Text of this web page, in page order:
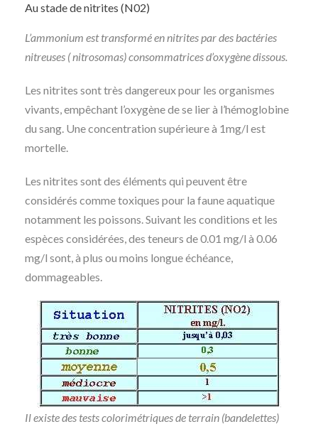
Au stade de nitrites (N02)
L’ammonium est transformé en nitrites par des bactéries
nitreuses ( nitrosomas) consommatrices d’oxygène dissous.
Les nitrites sont très dangereux pour les organismes
vivants, empêchant l’oxygène de se lier à l’hémoglobine
du sang. Une concentration supérieure à 1mg/l est
mortelle.
Les nitrites sont des éléments qui peuvent être
considérés comme toxiques pour la faune aquatique
notamment les poissons. Suivant les conditions et les
espèces considérées, des teneurs de 0.01 mg/l à 0.06
mg/l sont, à plus ou moins longue échéance,
dommageables.
Il existe des tests colorimétriques de terrain (bandelettes)